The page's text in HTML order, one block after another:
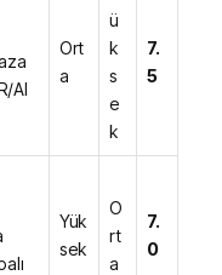
AI
Ort
a
ü
k
s
e
k
7.
5
Yük
sek
O
rt
a
7.
0